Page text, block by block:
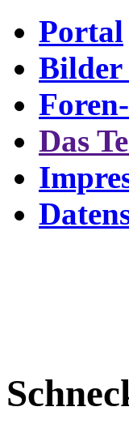
Portal
Bilder
Das